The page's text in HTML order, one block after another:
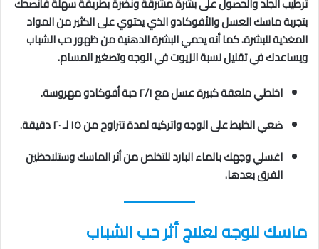
بتجربة ماسك العسل والأفوكادو الذي يحتوي على الكثير من المواد
المغذية للبشرة. كما أنه يحمي البشرة الدهنية من ظهور حب الشباب
ويساعدك في تقليل نسبة الزيوت في الوجه وتصغير المسام.
اخلطي ملعقة كبيرة عسل مع ٢/١ حبة أفوكادو مهروسة.
ضعي الخليط على الوجه واتركيه لمدة تتراوح من ١٥ لـ ٢٠ دقيقة.
اغسلي وجهك بالماء البارد للتخلص من أثر الماسك وستلاحظين
الفرق بعدها.
ماسك للوجه لعلاج أثر حب الشباب